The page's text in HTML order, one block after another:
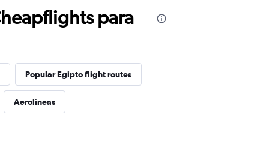
para
Popular Egipto flight routes
Aerolíneas